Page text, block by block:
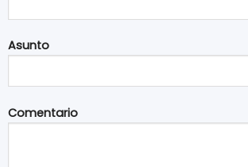
Asunto
Comentario